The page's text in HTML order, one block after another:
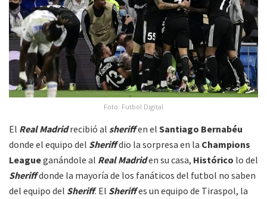
Foto: Futbol Digital
El Real Madridrecibió al sheriffen el Santiago Bernabéu
donde el equipo del Sheriffdio la sorpresa en la Champions
Leagueganándole al Real Madriden su casa, Histórico lo del
Sheriffdonde la mayoría de los fanáticos del futbol no saben
del equipo del Sheriff. El Sheriffes un equipo de Tiraspol, la